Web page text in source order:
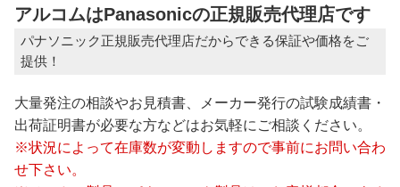
アルコムはPanasonicの正規販売代理店です
パナソニック正規販売代理店だからできる保証や価格をご
提供！
大量発注の相談やお見積書、メーカー発行の試験成績書・
出荷証明書が必要な方などはお気軽にご相談ください。
※状況によって在庫数が変動しますので事前にお問い合わ
せ下さい。